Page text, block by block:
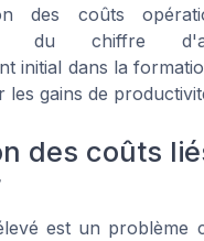
des coûts
du chiffre
initial dans la
les gains de
des coûts
est un problème